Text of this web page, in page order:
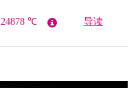
24878 ℃ 导读